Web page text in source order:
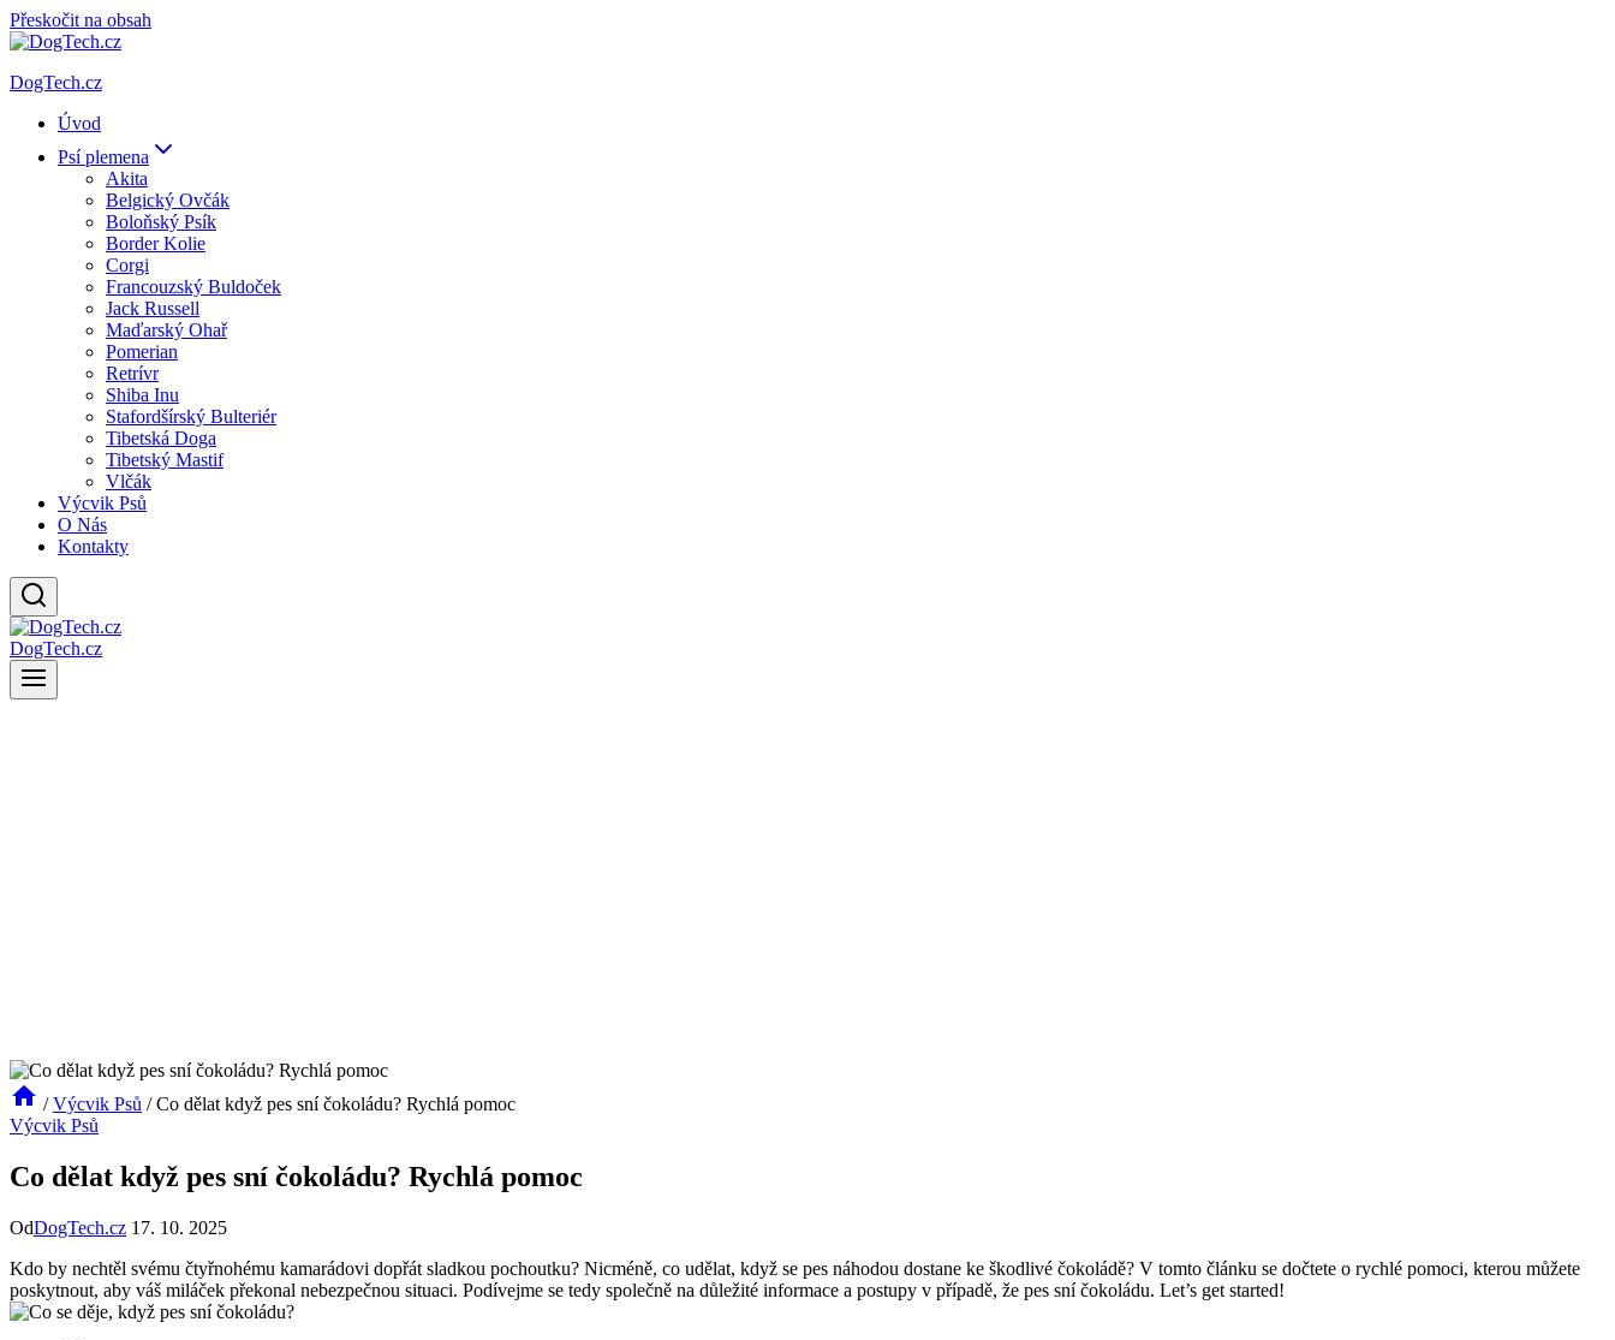
Přeskočit na obsah
DogTech.cz
Úvod
Psí plemena
Akita
Belgický Ovčák
Boloňský Psík
Border Kolie
Corgi
Francouzský Buldoček
Jack Russell
Maďarský Ohař
Pomerian
Retrívr
Shiba Inu
Stafordšírský Bulteriér
Tibetská Doga
Tibetský Mastif
Vlčák
Výcvik Psů
O Nás
Kontakty
DogTech.cz
/ Výcvik Psů / Co dělat když pes sní čokoládu? Rychlá pomoc
Výcvik Psů
Co dělat když pes sní čokoládu? Rychlá pomoc
OdDogTech.cz 17. 10. 2025
Kdo by nechtěl svému čtyřnohému kamarádovi dopřát sladkou pochoutku? Nicméně, co udělat, když se pes náhodou dostane ke škodlivé čokoládě? V tomto článku se dočtete o rychlé pomoci, kterou můžete
poskytnout, aby váš miláček překonal nebezpečnou situaci. Podívejme se tedy společně na důležité informace a postupy v případě, že pes sní čokoládu. Let’s get started!